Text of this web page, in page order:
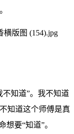
知道”。我不知道
知道这个师傅是真
要“知道”。